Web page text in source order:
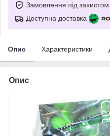
Замовлення під захистом
Доступна доставка
Опис Характеристики
Опис